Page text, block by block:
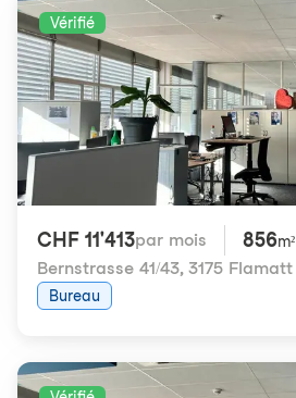
Vérifié
CHF 11'413par mois 856m²
Bernstrasse 41/43, 3175 Flamatt
Bureau